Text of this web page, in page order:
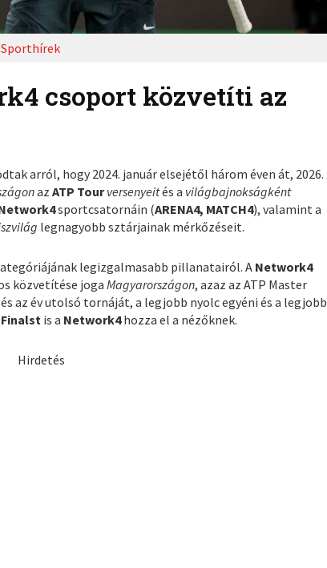
Sporthírek
csoport közvetíti az
arról, hogy 2024. január elsejétől három éven át, 2026.
azATP Tourversenyeités a világbajnokságként
sportcsatornáin (ARENA4, MATCH4), valamint a
legnagyobb sztárjainak mérkőzéseit.
legizgalmasabb pillanatairól. A Network4
közvetítése jogaMagyarországon, azaz az ATP Master
és az év utolsó tornáját, a legjobb nyolc egyéni és a legjobb
is a Network4hozza el a nézőknek.
Hirdetés